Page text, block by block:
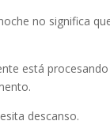
no significa
está
descanso.